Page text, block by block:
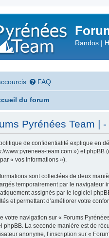
Randos |
FAQ
du forum
Pyrénées Team |
de confidentialité explique en
www.pyrenees-team.com ») et
« vos informations »).
sont collectées de deux
temporairement par le navigateur
assignés par le logiciel
et permettant d’améliorer votre
votre navigation sur « Forums
phpBB. La seconde manière est de
anonyme, l’inscription sur «